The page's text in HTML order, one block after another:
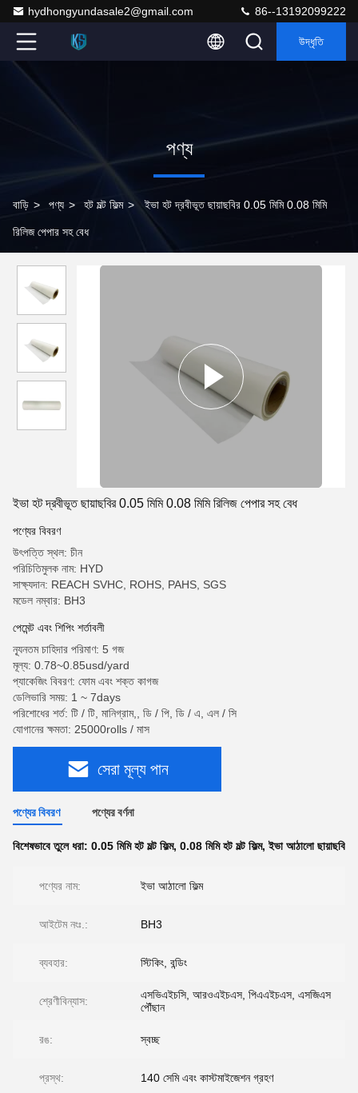
hydhongyundasale2@gmail.com 86--13192099222
উদ্ধৃতি
পণ্য
বাড়ি > পণ্য > হট মল্ট ফিল্ম > ইভা হট দ্রবীভূত ছায়াছবির 0.05 মিমি 0.08 মিমি
রিলিজ পেপার সহ বেধ
ইভা হট দ্রবীভূত ছায়াছবির 0.05 মিমি 0.08 মিমি রিলিজ পেপার সহ বেধ
পণ্যের বিবরণ
উৎপত্তি স্থল: চীন
পরিচিতিমুলক নাম: HYD
সাক্ষ্যদান: REACH SVHC, ROHS, PAHS, SGS
মডেল নম্বার: BH3
পেমেন্ট এবং শিপিং শর্তাবলী
ন্যূনতম চাহিদার পরিমাণ: 5 গজ
মূল্য: 0.78~0.85usd/yard
প্যাকেজিং বিবরণ: ফোম এবং শক্ত কাগজ
ডেলিভারি সময়: 1 ~ 7days
পরিশোধের শর্ত: টি / টি, মানিগ্রাম,, ডি / পি, ডি / এ, এল / সি
যোগানের ক্ষমতা: 25000rolls / মাস
সেরা মূল্য পান
পণ্যের বিবরণ পণ্যের বর্ণনা
বিশেষভাবে তুলে ধরা: 0.05 মিমি হট মল্ট ফিল্ম, 0.08 মিমি হট মল্ট ফিল্ম,ইভা আঠালো ছায়াছবি
পণ্যের নাম: ইভা আঠালো ফিল্ম
আইটেম নংঃ.: BH3
ব্যবহার: স্টিকিং, বন্ডিং
শ্রেণীবিন্যাস:
এসভিএইচসি, আরওএইচএস, পিএএইচএস, এসজিএস
পৌঁছান
রঙ: স্বচ্ছ
প্রস্থ: 140 সেমি এবং কাস্টমাইজেশন গ্রহণ